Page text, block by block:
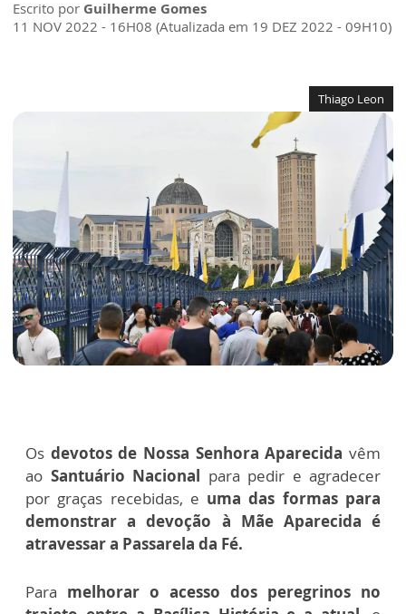
Escrito por Guilherme Gomes
11 NOV 2022 - 16H08 (Atualizada em 19 DEZ 2022 - 09H10)
Thiago Leon
Os devotos de Nossa Senhora Aparecidavêm
ao Santuário Nacional para pedir e agradecer
por graças recebidas, e uma das formas para
demonstrar a devoção à Mãe Aparecida é
atravessar a Passarela da Fé.
Para melhorar o acesso dos peregrinos no